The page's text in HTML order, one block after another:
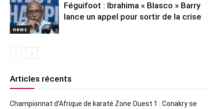
news
Féguifoot : Ibrahima « Blasco » Barry
lance un appel pour sortir de la crise
Articles récents
Championnat d’Afrique de karaté Zone Ouest 1 : Conakry se